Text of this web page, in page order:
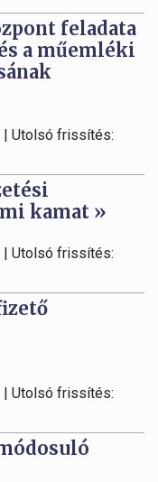
feladata
a műemléki
| Utolsó frissítés:
kamat »
| Utolsó frissítés:
| Utolsó frissítés: